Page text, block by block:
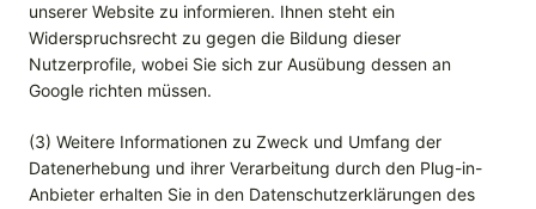
unserer Website zu informieren. Ihnen steht ein
Widerspruchsrecht zu gegen die Bildung dieser
Nutzerprofile, wobei Sie sich zur Ausübung dessen an
Google richten müssen.
(3) Weitere Informationen zu Zweck und Umfang der
Datenerhebung und ihrer Verarbeitung durch den Plug-in-
Anbieter erhalten Sie in den Datenschutzerklärungen des